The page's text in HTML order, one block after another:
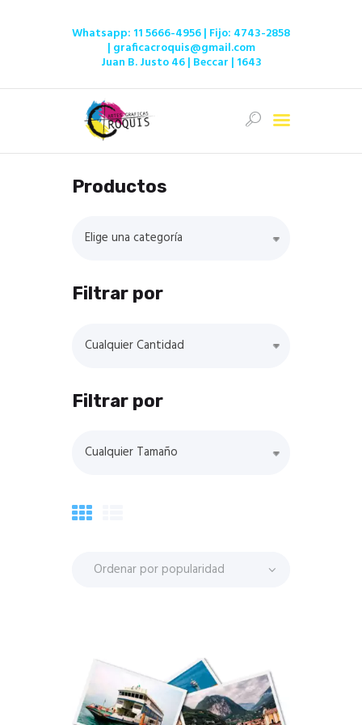
Whatsapp: 11 5666-4956| Fijo: 4743-2858
| graficacroquis@gmail.com
Juan B. Justo 46 | Beccar | 1643
Inicio
Ofertas
Tienda
Servicios
Contacto
Productos
Elige una categoría
Filtrar por
Cualquier Cantidad
Filtrar por
Cualquier Tamaño